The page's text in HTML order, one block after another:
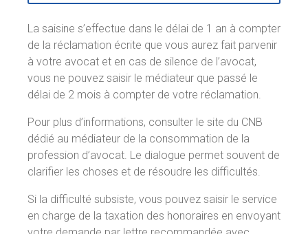
La saisine s’effectue dans le délai de 1 an à compter
de la réclamation écrite que vous aurez fait parvenir
à votre avocat et en cas de silence de l’avocat,
vous ne pouvez saisir le médiateur que passé le
délai de 2 mois à compter de votre réclamation.
Pour plus d’informations, consulter le site du CNB
dédié au médiateur de la consommation de la
profession d’avocat. Le dialogue permet souvent de
clarifier les choses et de résoudre les difficultés.
Si la difficulté subsiste, vous pouvez saisir le service
en charge de la taxation des honoraires en envoyant